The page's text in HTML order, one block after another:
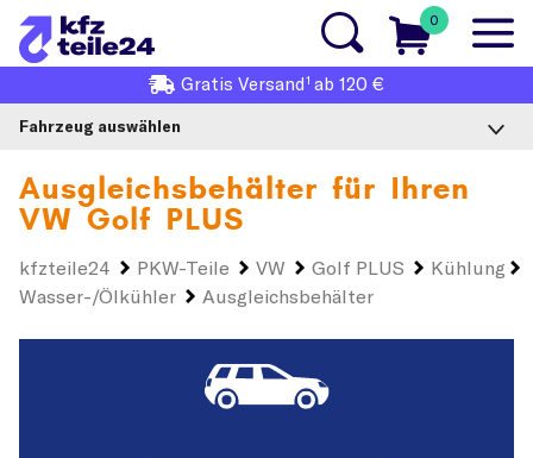
0
Gratis Versand1 ab 120 €
Fahrzeug auswählen
Ausgleichsbehälter für Ihren
VW Golf PLUS
kfzteile24 PKW-Teile VW Golf PLUS
Kühlung
Wasser-/Ölkühler
Ausgleichsbehälter